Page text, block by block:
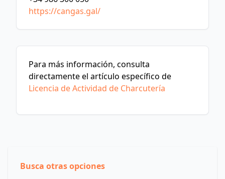
https://cangas.gal/
Para más información, consulta
directamente el artículo específico de
Licencia de Actividad de Charcutería
Busca otras opciones